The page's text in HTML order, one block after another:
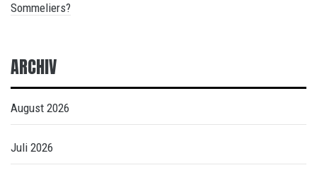
Sommeliers?
ARCHIV
August 2026
Juli 2026